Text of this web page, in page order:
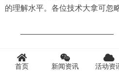
的理解水平。各位技术大拿可
————————————
喜欢本文的朋友请“点赞+转发
首页 新闻资讯 活动资